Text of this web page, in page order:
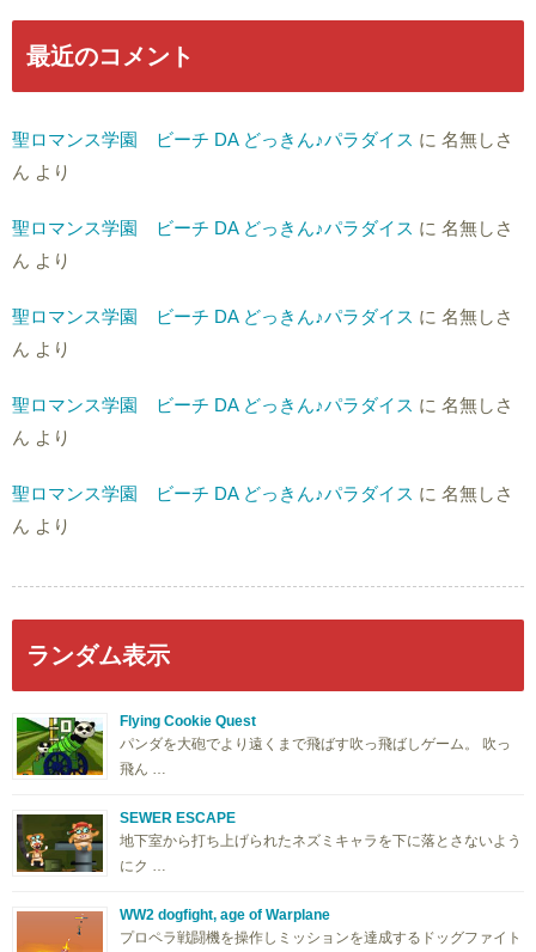
最近のコメント
聖ロマンス学園 ビーチ DA どっきん♪パラダイス に 名無しさ
ん より
聖ロマンス学園 ビーチ DA どっきん♪パラダイス に 名無しさ
ん より
聖ロマンス学園 ビーチ DA どっきん♪パラダイス に 名無しさ
ん より
聖ロマンス学園 ビーチ DA どっきん♪パラダイス に 名無しさ
ん より
聖ロマンス学園 ビーチ DA どっきん♪パラダイス に 名無しさ
ん より
ランダム表示
Flying Cookie Quest
パンダを大砲でより遠くまで飛ばす吹っ飛ばしゲーム。 吹っ
飛ん …
SEWER ESCAPE
地下室から打ち上げられたネズミキャラを下に落とさないよう
にク …
WW2 dogfight, age of Warplane
プロペラ戦闘機を操作しミッションを達成するドッグファイト